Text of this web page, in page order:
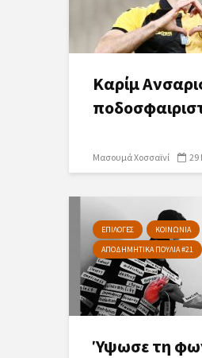
Καρίμ
Μασουμά Χοσσαϊνί 29
ΕΠΙΛΟΓΕΣ ΚΟΙΝΩΝΙΑ
ΑΠΟΔΗΜΗΤΙΚΑ ΠΟΥΛΙΑ #21
Ύψωσε τη